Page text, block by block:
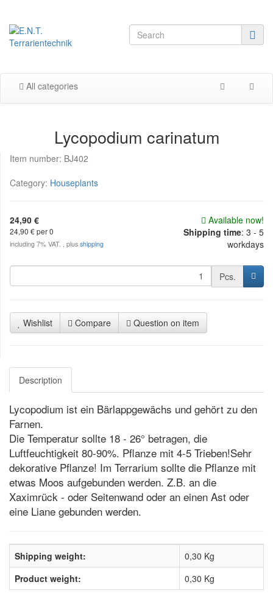
All categories
Lycopodium carinatum
Item number: BJ402
Category: Houseplants
24,90 €
24,90 € per 0
including 7% VAT. , plus shipping
Available now!
Shipping time: 3 - 5
workdays
Pcs.
Wishlist Compare Question on item
Description
Lycopodium ist ein Bärlappgewächs und gehört zu den
Farnen.
Die Temperatur sollte 18 - 26° betragen, die
Luftfeuchtigkeit 80-90%. Pflanze mit 4-5 Trieben!Sehr
dekorative Pflanze! Im Terrarium sollte die Pflanze mit
etwas Moos aufgebunden werden. Z.B. an die
Xaximrück - oder Seitenwand oder an einen Ast oder
eine Liane gebunden werden.
Shipping weight:
0,30 Kg
Product weight:
0,30 Kg